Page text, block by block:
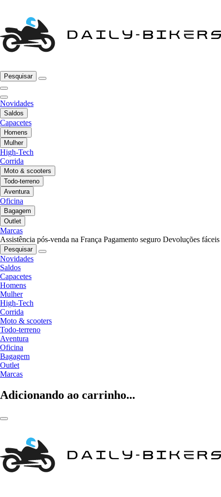
Pesquisar
Novidades
Saldos
Capacetes
Homens
Mulher
High-Tech
Corrida
Moto & scooters
Todo-terreno
Aventura
Oficina
Bagagem
Outlet
Marcas
Assistência pós-venda na França Pagamento seguro Devoluções fáceis
Pesquisar
Novidades
Saldos
Capacetes
Homens
Mulher
High-Tech
Corrida
Moto & scooters
Todo-terreno
Aventura
Oficina
Bagagem
Outlet
Marcas
Adicionando ao carrinho...